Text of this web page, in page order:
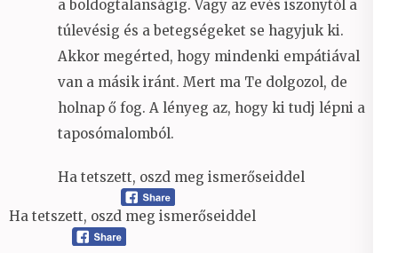
a boldogtalanságig. Vagy az evés iszonytól a
túlevésig és a betegségeket se hagyjuk ki.
Akkor megérted, hogy mindenki empátiával
van a másik iránt. Mert ma Te dolgozol, de
holnap ő fog. A lényeg az, hogy ki tudj lépni a
taposómalomból.
Ha tetszett, oszd meg ismerőseiddel
Ha tetszett, oszd meg ismerőseiddel